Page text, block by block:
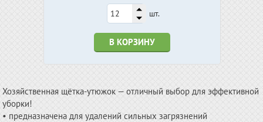
шт.
В КОРЗИНУ
Хозяйственная щётка-утюжок — отличный выбор для эффективной
уборки!
• предназначена для удалений сильных загрязнений